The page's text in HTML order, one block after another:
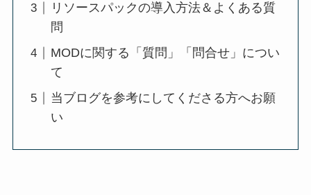
リソースパックの導入方法＆よくある質
問
MODに関する「質問」「問合せ」につい
て
当ブログを参考にしてくださる方へお願
い